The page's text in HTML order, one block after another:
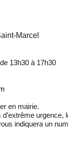
Marcel
13h30 à 17h30
en mairie.
indiquera un